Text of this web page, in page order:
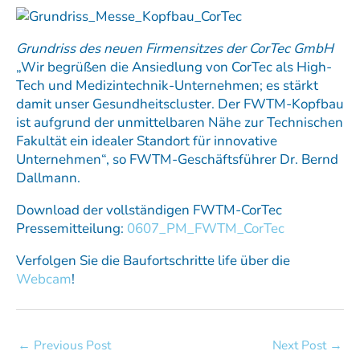
Grundriss des neuen Firmensitzes der CorTec GmbH
„Wir begrüßen die Ansiedlung von CorTec als High-
Tech und Medizintechnik-Unternehmen; es stärkt
damit unser Gesundheitscluster. Der FWTM-Kopfbau
ist aufgrund der unmittelbaren Nähe zur Technischen
Fakultät ein idealer Standort für innovative
Unternehmen“, so FWTM-Geschäftsführer Dr. Bernd
Dallmann.
Download der vollständigen FWTM-CorTec
Pressemitteilung: 0607_PM_FWTM_CorTec
Verfolgen Sie die Baufortschritte life über die
Webcam!
← Previous Post Next Post →